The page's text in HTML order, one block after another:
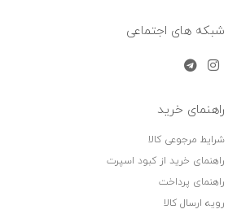
شبکه های اجتماعی
راهنمای خرید
شرایط مرجوعی کالا
راهنمای خرید از کبود اسپرت
راهنمای پرداخت
رویه ارسال کالا